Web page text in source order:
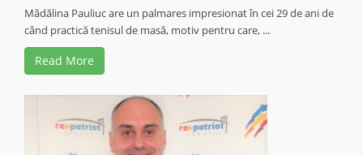
7
Mădălina Pauliuc are un palmares impresionat în cei 29 de ani de
când practică tenisul de masă, motiv pentru care, ...
Read More